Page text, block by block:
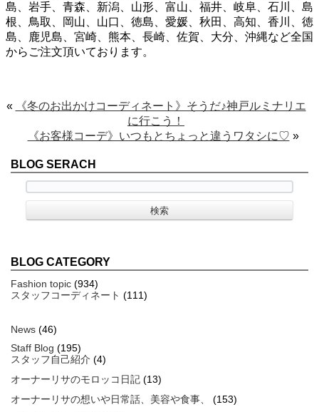
島、岩手、青森、新潟、山形、富山、福井、岐阜、石川、島
根、鳥取、岡山、山口、徳島、愛媛、秋田、高知、香川、徳
島、鹿児島、宮崎、熊本、長崎、佐賀、大分、沖縄など全国
からご注文頂いております。
«
《冬のお出かけコーディネート》そうだ♪神戸ルミナリエ
に行こう！
《お客様コーデ》いつもとちょっと違うワタシに♡ »
BLOG SERACH
BLOG CATEGORY
Fashion topic (934)
スタッフコーディネート (111)
News (46)
Staff Blog (195)
スタッフ自己紹介 (4)
オーナーリサのモロッコ日記 (13)
オーナーリサの想いや日常話、美容や食事、
(153)